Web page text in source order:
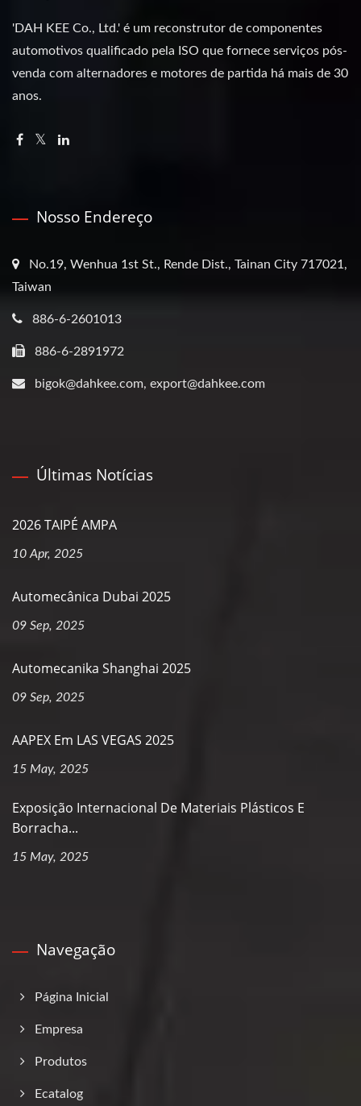
'DAH KEE Co., Ltd.' é um reconstrutor de componentes
automotivos qualificado pela ISO que fornece serviços pós-
venda com alternadores e motores de partida há mais de 30
anos.
Nosso Endereço
No.19, Wenhua 1st St., Rende Dist., Tainan City 717021,
Taiwan
886-6-2601013
886-6-2891972
bigok@dahkee.com, export@dahkee.com
Últimas Notícias
2026 TAIPÉ AMPA
10 Apr, 2025
Automecânica Dubai 2025
09 Sep, 2025
Automecanika Shanghai 2025
09 Sep, 2025
AAPEX Em LAS VEGAS 2025
15 May, 2025
Exposição Internacional De Materiais Plásticos E
Borracha...
15 May, 2025
Navegação
Página Inicial
Empresa
Produtos
Ecatalog